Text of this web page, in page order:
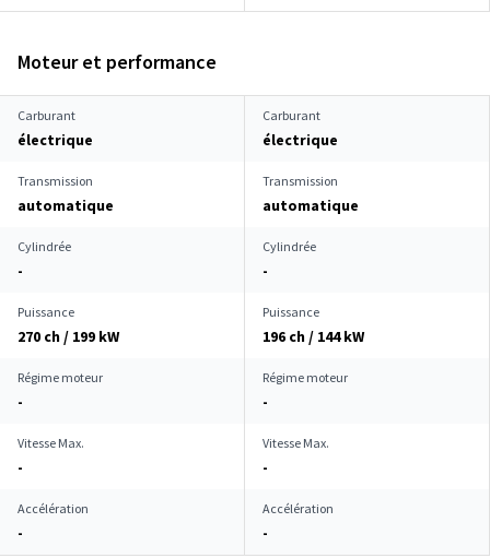
Moteur et performance
Carburant
électrique
Carburant
électrique
Transmission
automatique
Transmission
automatique
Cylindrée
-
Cylindrée
-
Puissance
270 ch / 199 kW
Puissance
196 ch / 144 kW
Régime moteur
-
Régime moteur
-
Vitesse Max.
-
Vitesse Max.
-
Accélération
-
Accélération
-